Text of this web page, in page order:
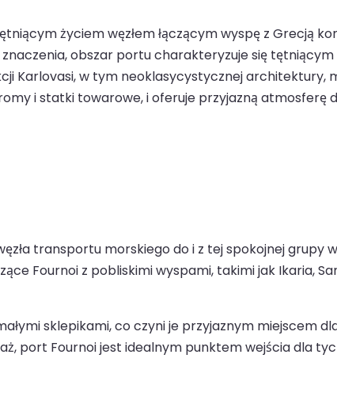
życiem węzłem łączącym wyspę z Grecją
obszar portu charakteryzuje się
Karlovasi, w tym neoklasycystycznej architektury,
i statki towarowe, i oferuje przyjazną atmosferę
transportu morskiego do i z tej spokojnej grupy
Fournoi z pobliskimi wyspami, takimi jak Ikaria,
sklepikami, co czyni je przyjaznym miejscem
port Fournoi jest idealnym punktem wejścia dla